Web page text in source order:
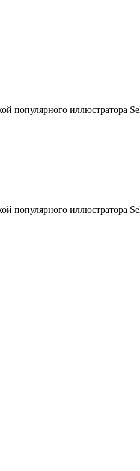
популярного иллюстратора
иллюстратора